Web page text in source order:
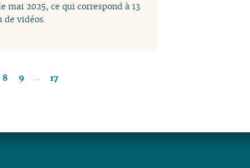
2025, ce qui correspond à 13
de vidéos.
8 9 17